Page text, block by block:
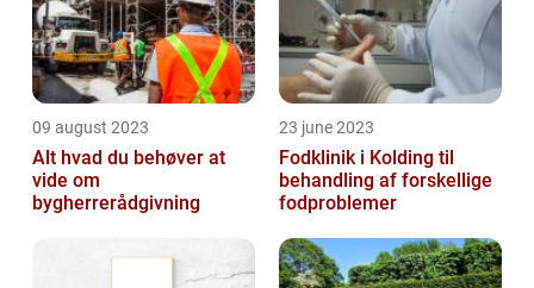
09 august 2023
Alt hvad du behøver at
vide om
bygherrerådgivning
23 june 2023
Fodklinik i Kolding til
behandling af forskellige
fodproblemer